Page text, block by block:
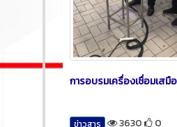
การอบรมเครื่องเชื่อมเสมื
ข่าวสาร 3630 0